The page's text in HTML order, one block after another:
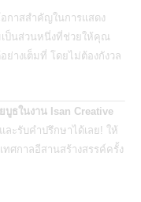
อกาสสำคัญในการแสดง
เป็นส่วนหนึ่งที่ช่วยให้คุณ
ย่างเต็มที่ โดยไม่ต้องกังวล
บูธในงาน Isan Creative
ละรับคำปรึกษาได้เลย! ให้
ศกาลอีสานสร้างสรรค์ครั้ง